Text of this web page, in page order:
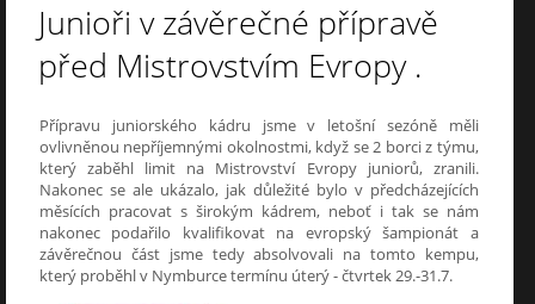
Junioři v závěrečné přípravě
před Mistrovstvím Evropy .
Přípravu juniorského kádru jsme v letošní sezóně měli
ovlivněnou nepříjemnými okolnostmi, když se 2 borci z týmu,
který zaběhl limit na Mistrovství Evropy juniorů, zranili.
Nakonec se ale ukázalo, jak důležité bylo v předcházejících
měsících pracovat s širokým kádrem, neboť i tak se nám
nakonec podařilo kvalifikovat na evropský šampionát a
závěrečnou část jsme tedy absolvovali na tomto kempu,
který proběhl v Nymburce termínu úterý - čtvrtek 29.-31.7.